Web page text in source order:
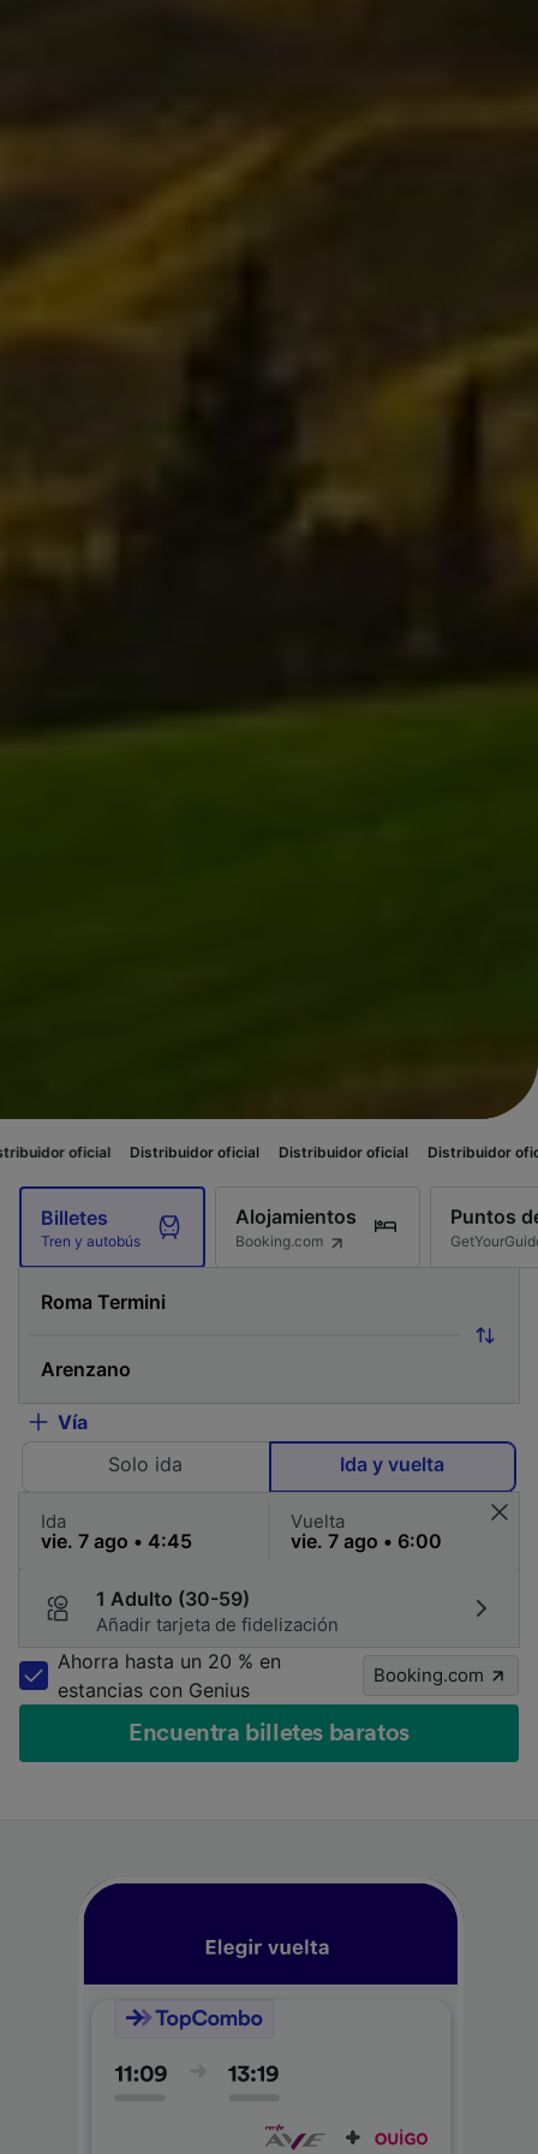
Distribuidor oficial Distribuidor oficial Distribuidor oficial
Billetes
Tren y autobús
Alojamientos
Booking.com
Puntos
Vía
Solo ida
Ida y vuelta
Ida Vuelta
1 Adulto (30-59)
Añadir tarjeta de fidelización
Ahorra hasta un 20 % en
estancias con Genius
Booking.com
Encuentra billetes baratos